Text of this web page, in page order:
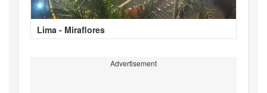
Lima - Miraflores
Advertisement